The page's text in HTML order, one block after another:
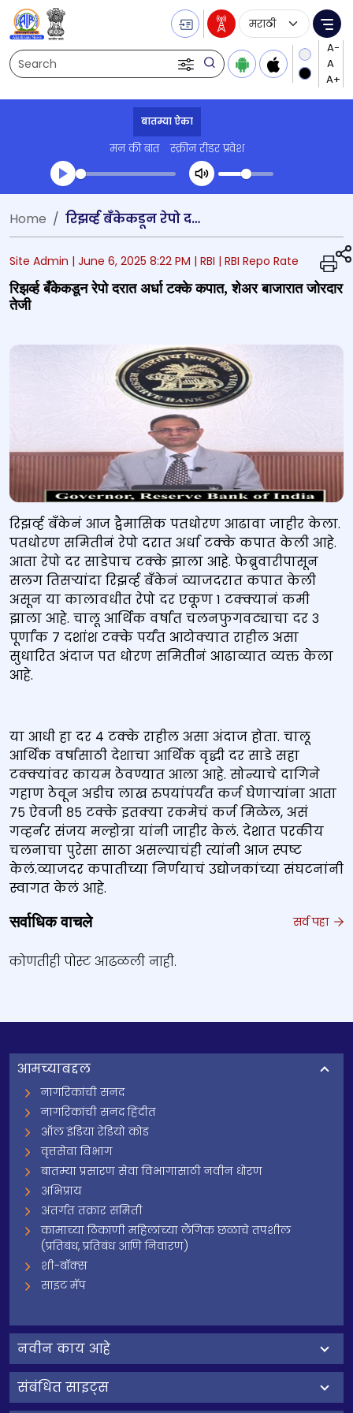
Search
Language
बातम्या ऐका
मन की बात स्क्रीन रीडर प्रवेश
Transcript summary
प्ले ऑडिओ
Home रिझर्व्ह बँकेकडून रेपो दरात अर्धा टक्के कपात, शेअर बाजारात जोरदार तेजी
Site Admin | June 6, 2025 8:22 PM | RBI | RBI Repo Rate
रिझर्व्ह बँकेकडून रेपो दरात अर्धा टक्के कपात, शेअर बाजारात जोरदार
तेजी
रिझर्व्ह बँकेनं आज द्वैमासिक पतधोरण आढावा जाहीर केला.
पतधोरण समितीनं रेपो दरात अर्धा टक्के कपात केली आहे.
आता रेपो दर साडेपाच टक्के झाला आहे. फेब्रुवारीपासून
सलग तिसऱ्यांदा रिझर्व्ह बँकेनं व्याजदरात कपात केली
असून या कालावधीत रेपो दर एकूण १ टक्क्यानं कमी
झाला आहे. चालू आर्थिक वर्षात चलनफुगवट्याचा दर ३
पूर्णांक ७ दशांश टक्के पर्यंत आटोक्यात राहील असा
सुधारित अंदाज पत धोरण समितीनं आढाव्यात व्यक्त केला
आहे.
या आधी हा दर ४ टक्के राहील असा अंदाज होता. चालू
आर्थिक वर्षासाठी देशाचा आर्थिक वृद्धी दर साडे सहा
टक्क्यांवर कायम ठेवण्यात आला आहे. सोन्याचे दागिने
गहाण ठेवून अडीच लाख रुपयांपर्यंत कर्ज घेणाऱ्यांना आता
७५ ऐवजी ८५ टक्के इतक्या रकमेचं कर्ज मिळेल, असं
गव्हर्नर संजय मल्होत्रा यांनी जाहीर केलं. देशात परकीय
चलनाचा पुरेसा साठा असल्याचंही त्यांनी आज स्पष्ट
केलं.व्याजदर कपातीच्या निर्णयाचं उद्योजकांच्या संघटनांनी
स्वागत केलं आहे.
सर्वाधिक वाचले सर्व पहा
कोणतीही पोस्ट आढळली नाही.
आमच्याबद्दल
नागरिकांची सनद
नागरिकांची सनद हिंदीत
ऑल इंडिया रेडियो कोड
वृत्तसेवा विभाग
बातम्या प्रसारण सेवा विभागासाठी नवीन धोरण
अभिप्राय
अंतर्गत तक्रार समिती
कामाच्या ठिकाणी महिलांच्या लैंगिक छळाचे तपशील
(प्रतिबंध, प्रतिबंध आणि निवारण)
शी-बॉक्स
साइट मॅप
नवीन काय आहे
संबंधित साइट्स